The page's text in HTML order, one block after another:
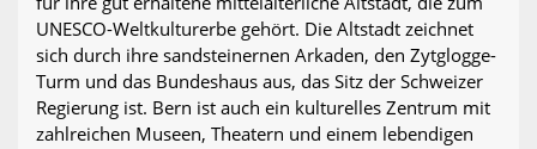
UNESCO-Weltkulturerbe gehört. Die Altstadt zeichnet
sich durch ihre sandsteinernen Arkaden, den Zytglogge-
Turm und das Bundeshaus aus, das Sitz der Schweizer
Regierung ist. Bern ist auch ein kulturelles Zentrum mit
zahlreichen Museen, Theatern und einem lebendigen